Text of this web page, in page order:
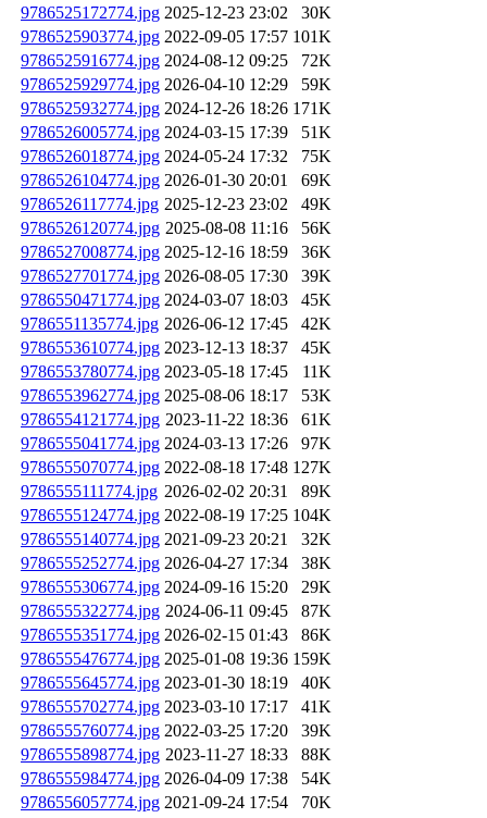
9786525172774.jpg 2025-12-23 23:02
30K
9786525903774.jpg 2022-09-05 17:57 101K
9786525916774.jpg 2024-08-12 09:25
72K
9786525929774.jpg 2026-04-10 12:29
59K
9786525932774.jpg 2024-12-26 18:26 171K
9786526005774.jpg 2024-03-15 17:39
51K
9786526018774.jpg 2024-05-24 17:32
75K
9786526104774.jpg 2026-01-30 20:01
69K
9786526117774.jpg 2025-12-23 23:02
49K
9786526120774.jpg 2025-08-08 11:16
56K
9786527008774.jpg 2025-12-16 18:59
36K
9786527701774.jpg 2026-08-05 17:30
39K
9786550471774.jpg 2024-03-07 18:03
45K
9786551135774.jpg 2026-06-12 17:45
42K
9786553610774.jpg 2023-12-13 18:37
45K
9786553780774.jpg 2023-05-18 17:45
11K
9786553962774.jpg 2025-08-06 18:17
53K
9786554121774.jpg 2023-11-22 18:36
61K
9786555041774.jpg 2024-03-13 17:26
97K
9786555070774.jpg 2022-08-18 17:48 127K
9786555111774.jpg 2026-02-02 20:31
89K
9786555124774.jpg 2022-08-19 17:25 104K
9786555140774.jpg 2021-09-23 20:21
32K
9786555252774.jpg 2026-04-27 17:34
38K
9786555306774.jpg 2024-09-16 15:20
29K
9786555322774.jpg 2024-06-11 09:45
87K
9786555351774.jpg 2026-02-15 01:43
86K
9786555476774.jpg 2025-01-08 19:36 159K
9786555645774.jpg 2023-01-30 18:19
40K
9786555702774.jpg 2023-03-10 17:17
41K
9786555760774.jpg 2022-03-25 17:20
39K
9786555898774.jpg 2023-11-27 18:33
88K
9786555984774.jpg 2026-04-09 17:38
54K
9786556057774.jpg 2021-09-24 17:54
70K